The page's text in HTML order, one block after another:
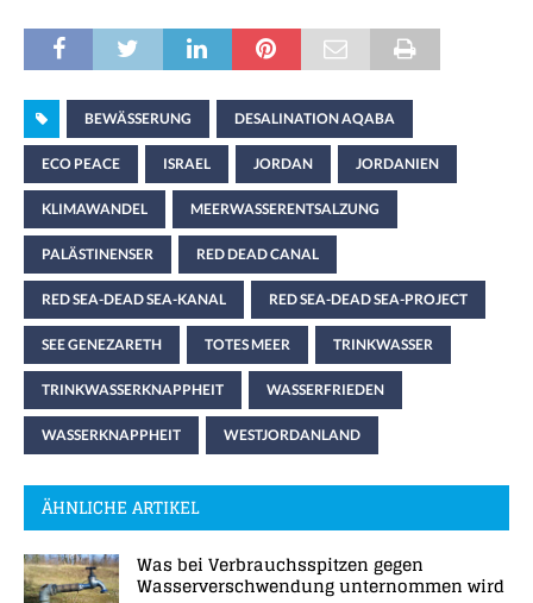
BEWÄSSERUNG DESALINATION AQABA
ECO PEACE ISRAEL JORDAN JORDANIEN
KLIMAWANDEL MEERWASSERENTSALZUNG
PALÄSTINENSER RED DEAD CANAL
RED SEA-DEAD SEA-KANAL RED SEA-DEAD SEA-PROJECT
SEE GENEZARETH TOTES MEER TRINKWASSER
TRINKWASSERKNAPPHEIT WASSERFRIEDEN
WASSERKNAPPHEIT WESTJORDANLAND
ÄHNLICHE ARTIKEL
Was bei Verbrauchsspitzen gegen
Wasserverschwendung unternommen wird